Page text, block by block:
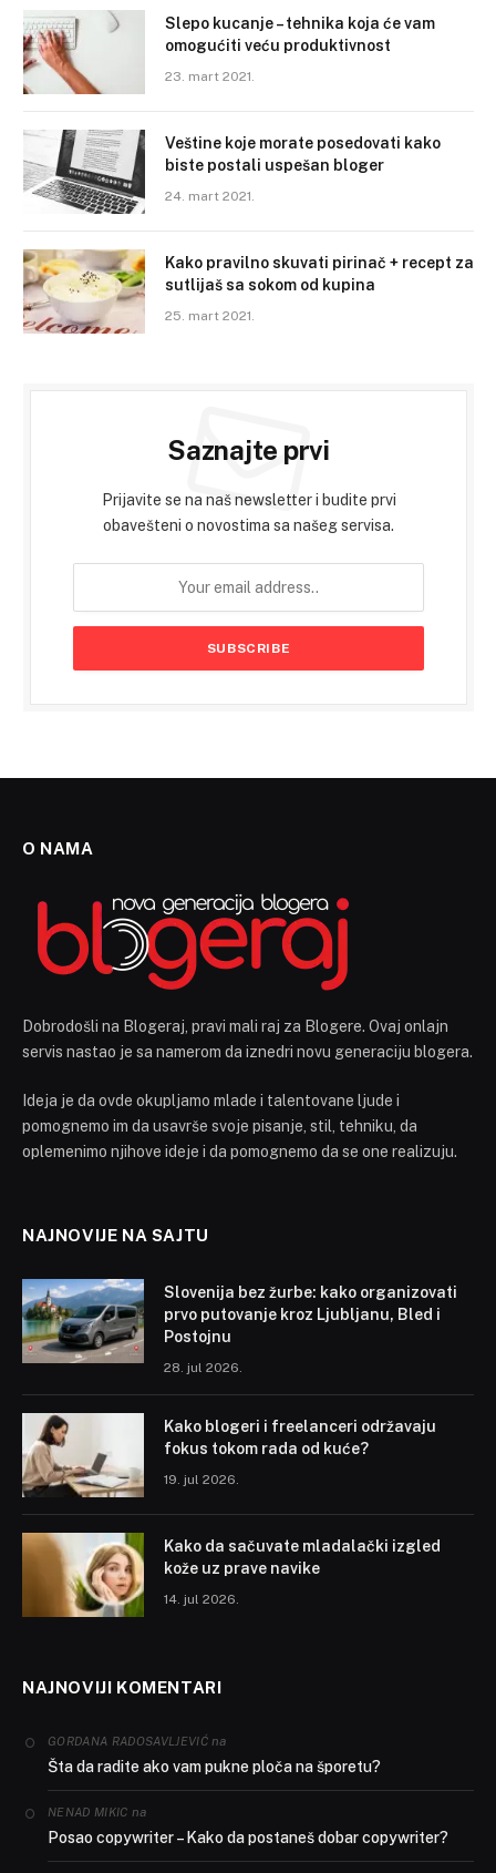
Slepo kucanje – tehnika koja će vam
omogućiti veću produktivnost
23. mart 2021.
Veštine koje morate posedovati kako
biste postali uspešan bloger
24. mart 2021.
Kako pravilno skuvati pirinač + recept za
sutlijaš sa sokom od kupina
25. mart 2021.
Saznajte prvi
Prijavite se na naš newsletter i budite prvi
obavešteni o novostima sa našeg servisa.
O NAMA
Dobrodošli na Blogeraj, pravi mali raj za Blogere. Ovaj onlajn
servis nastao je sa namerom da iznedri novu generaciju blogera.
Ideja je da ovde okupljamo mlade i talentovane ljude i
pomognemo im da usavrše svoje pisanje, stil, tehniku, da
oplemenimo njihove ideje i da pomognemo da se one realizuju.
NAJNOVIJE NA SAJTU
Slovenija bez žurbe: kako organizovati
prvo putovanje kroz Ljubljanu, Bled i
Postojnu
28. jul 2026.
Kako blogeri i freelanceri održavaju
fokus tokom rada od kuće?
19. jul 2026.
Kako da sačuvate mladalački izgled
kože uz prave navike
14. jul 2026.
NAJNOVIJI KOMENTARI
GORDANA RADOSAVLJEVIĆna
Šta da radite ako vam pukne ploča na šporetu?
NENAD MIKIC na
Posao copywriter – Kako da postaneš dobar copywriter?